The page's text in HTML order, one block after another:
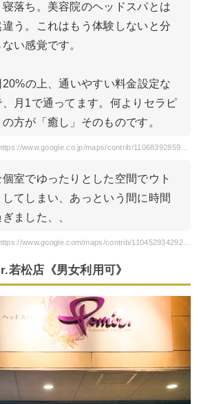
寝落ち。美容院のヘッドスパとは
違う。これはもう体験しないと分
い感覚です。
20%の上、通いやすい料金設定な
、月1で通ってます。何よりセラピ
の方が「癒し」そのものです。
個室でゆったりとした空間でウト
してしまい、あっという間に時間
ました、、
引用元: https://www.google.com/maps/contrib/110452934292709935377/place/ChIJEaZOePPBQzUR_LW_5Fcu7tI/@33.862231,130.7435687,11z/data=!4m6!1m5!8m4!1e1!2s110452934292709935377!3m1!1e1?hl=ja
松店《男女利用可》